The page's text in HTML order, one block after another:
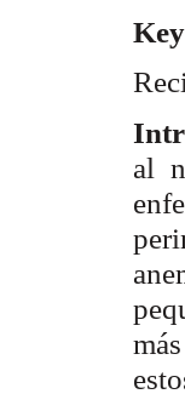
Key
al